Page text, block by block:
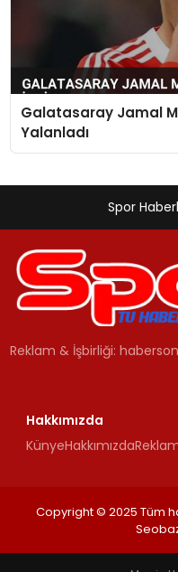
Galatasaray Jamal
Yalanladı
Spor
Reklam & İşbirliği:
Hakkımızda
KünyeHakkımızda
Copyright © 2025 Tüm